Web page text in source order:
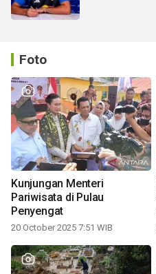
Foto
Kunjungan Menteri
Pariwisata di Pulau
Penyengat
20 October 2025 7:51 WIB